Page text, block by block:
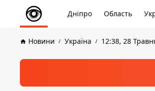
Дніпро Область
Новини Україна 12:38, 28